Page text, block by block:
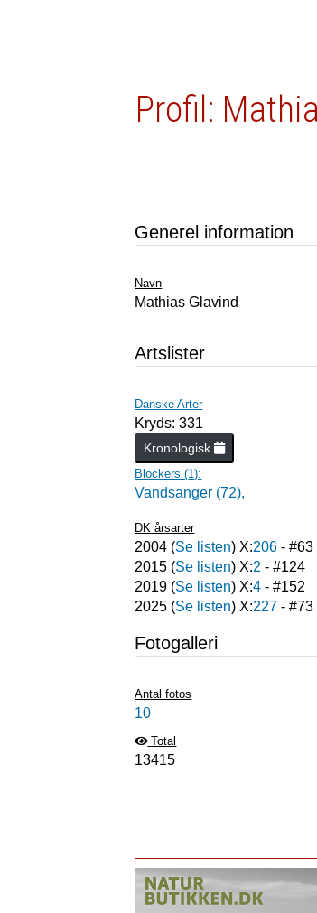
Profil:
Generel information
Navn
Mathias Glavind
Artslister
Danske Arter
Kryds: 331
Kronologisk
Blockers (1):
Vandsanger (72),
DK årsarter
2004 (Se listen) X:206 - #63
2015 (Se listen) X:2 - #124
2019 (Se listen) X:4 - #152
2025 (Se listen) X:227 - #73
Fotogalleri
Antal fotos
10
Total
13415